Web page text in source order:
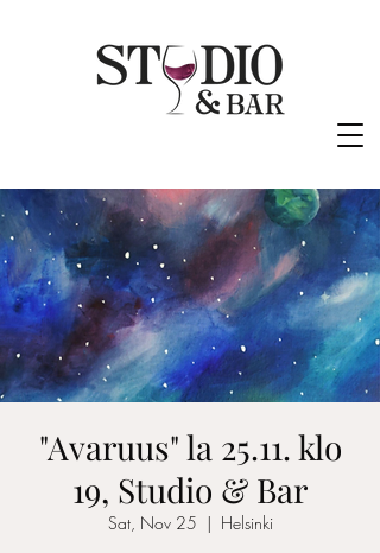
"Avaruus" la 25.11. klo
19, Studio & Bar
Sat, Nov 25
  |
Helsinki